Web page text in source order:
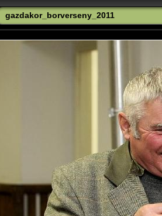
gazdakor_borverseny_2011